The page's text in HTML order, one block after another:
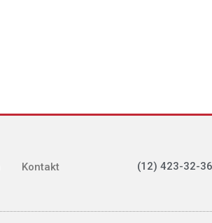
Kontakt (12) 423-32-